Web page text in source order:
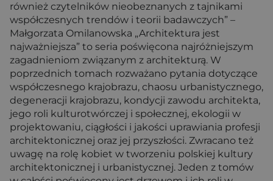
również czytelników nieobeznanych z tajnikami
współczesnych trendów i teorii badawczych” –
Małgorzata Omilanowska „Architektura jest
najważniejsza” to seria poświęcona najróżniejszym
zagadnieniom związanym z architekturą. W
poprzednich tomach rozważano pytania dotyczące
współczesnego krajobrazu, chaosu urbanistycznego,
degeneracji krajobrazu, kondycji zawodu architekta,
jego roli kulturotwórczej i społecznej, ekologii w
projektowaniu, ciągłości i jakości uprawiania profesji
architektonicznej oraz jej przyszłości. Zwracano też
uwagę na rolę kobiet w tworzeniu polskiej kultury
architektonicznej i urbanistycznej. Jeden z tomów